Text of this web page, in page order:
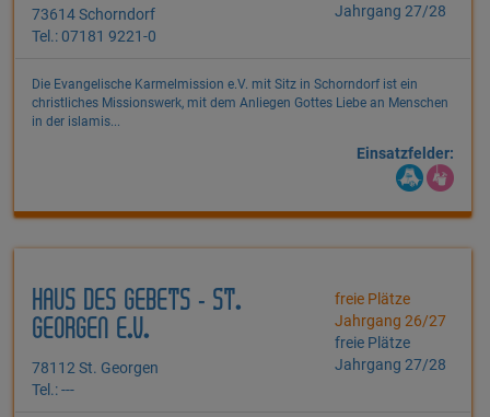
73614 Schorndorf
Tel.: 07181 9221-0
Jahrgang 27/28
Die Evangelische Karmelmission e.V. mit Sitz in Schorndorf ist ein
christliches Missionswerk, mit dem Anliegen Gottes Liebe an Menschen
in der islamis...
Einsatzfelder:
HAUS DES GEBETS - ST.
GEORGEN E.V.
78112 St. Georgen
Tel.: ---
freie Plätze
Jahrgang 26/27
freie Plätze
Jahrgang 27/28